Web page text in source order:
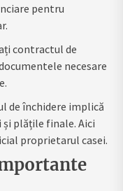
pentru
contractul de
necesare
de închidere implică
plățile finale. Aici
proprietarul casei.